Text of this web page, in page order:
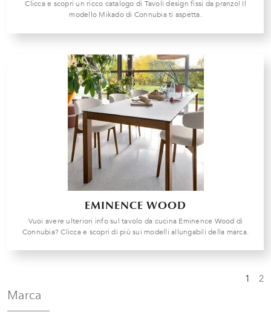
Clicca e scopri un ricco catalogo di Tavoli design fissi da pranzo! Il
modello Mikado di Connubia ti aspetta.
EMINENCE WOOD
Vuoi avere ulteriori info sul tavolo da cucina Eminence Wood di
Connubia? Clicca e scopri di più sui modelli allungabili della marca.
Marca
1 2